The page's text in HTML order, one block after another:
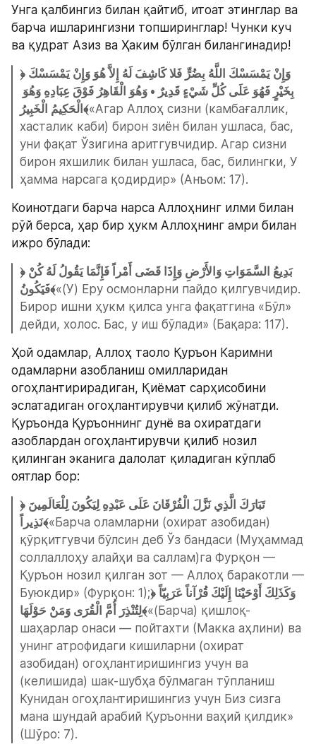
Унга қалбингиз билан қайтиб, итоат этинглар ва
барча ишларингизни топширинглар! Чунки куч
ва қудрат Азиз ва Ҳаким бўлган билангинадир!
﴿وَإِنْ يَمْسَسْكَ اللَّهُ بِضُرٍّ فَلا كَاشِفَ لَهُ إِلاَّ هُوَ وَإِنْ يَمْسَسْكَ
الْحَكِيمُ الْخَبِيرُ﴾«Агар Аллоҳ сизни (камбағаллик,
хасталик каби) бирон зиён билан ушласа, бас,
уни фақат Ўзигина аритгувчидир. Агар сизни
бирон яхшилик билан ушласа, бас, билингки, У
ҳамма нарсага қодирдир» (Анъом: 17).
Коинотдаги барча нарса Аллоҳнинг илми билан
рўй берса, ҳар бир ҳукм Аллоҳнинг амри билан
ижро бўлади:
﴿بَدِيعُ السَّمَوَاتِ وَالأَرْضِ وَإِذَا قَضَى أَمْراً فَإِنَّمَا يَقُولُ لَهُ كُنْ
فَيَكُونُ﴾«(У) Еру осмонларни пайдо қилгувчидир.
Бирор ишни ҳукм қилса унга фақатгина «Бўл»
дейди, холос. Бас, у иш бўлади» (Бақара: 117).
Ҳой одамлар, Аллоҳ таоло Қуръон Каримни
одамларни азобланиш омилларидан
огоҳлантирирадиган, Қиёмат сарҳисобини
эслатадиган огоҳлантирувчи қилиб жўнатди.
Қуръонда Қуръоннинг дунё ва охиратдаги
азоблардан огоҳлантирувчи қилиб нозил
қилинган эканига далолат қиладиган кўплаб
оятлар бор:
﴿تَبَارَكَ الَّذِي نَزَّلَ الْفُرْقَانَ عَلَى عَبْدِهِ لِيَكُونَ لِلْعَالَمِينَ
نَذِيراً﴾«Барча оламларни (охират азобидан)
қўрқитгувчи бўлсин деб Ўз бандаси (Муҳаммад
соллаллоҳу алайҳи ва саллам)га Фурқон —
Қуръон нозил қилган зот — Аллоҳ баракотли —
Буюкдир» (Фурқон: 1);﴿وَكَذَلِكَ أَوْحَيْنَا إِلَيْكَ قُرْآناً عَرَبِيّاً
لِتُنْذِرَ أُمَّ الْقُرَى وَمَنْ حَوْلَهَا﴾«(Барча) қишлоқ-
шаҳарлар онаси — пойтахти (Макка аҳлини) ва
унинг атрофидаги кишиларни (охират
азобидан) огоҳлантиришингиз учун ва
(келишида) шак-шубҳа бўлмаган тўпланиш
Кунидан огоҳлантиришингиз учун Биз сизга
мана шундай арабий Қуръонни ваҳий қилдик»
(Шўро: 7).